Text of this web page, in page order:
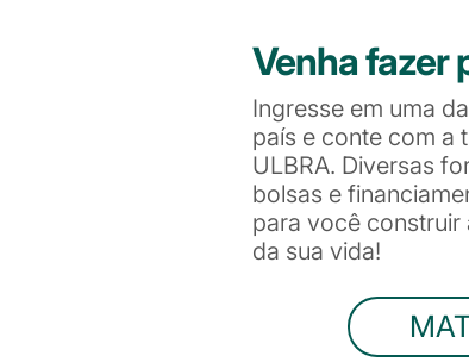
Venha fazer
Ingresse em uma
país e conte com a
ULBRA. Diversas
bolsas e
para você construir
da sua vida!